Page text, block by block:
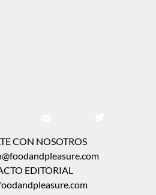
CON NOSOTROS
EDITORIAL